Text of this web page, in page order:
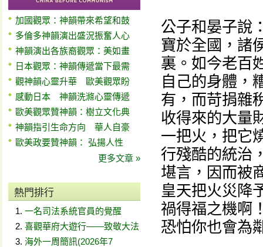
加國觀眾：神韻帶來希望和鼓
多倫多神韻演出盛況振奮人心
神韻演出各族裔觀眾：美如畫
日本觀眾：神韻傳遞當下最需
觀神韻心靈升華 歐美觀眾盼
感動日本 神韻洗滌心靈傳遞
歐美觀眾贊神韻：樹立文化典
神韻指引生命方向 華人自豪
歐美政要贊神韻： 弘揚人性
更多文章 »
熱門排行
一名司法系統官員的覺醒
喜觀華府大遊行——致敬大法
海外一周簡訊(2026年7
公子和晏子說
寶於全國，諸
裏。如今老百
自己的身體，
有，而苛捐雜
收得來的大量
一把火，把它
行殘酷的統治
堪言，因而被
皇天把火災降
禍得福之機啊
恐怕你也會為